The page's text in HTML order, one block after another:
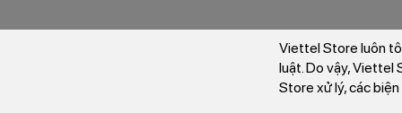
Viettel Store luôn
luật. Do vậy, Viettel
Store xử lý, các